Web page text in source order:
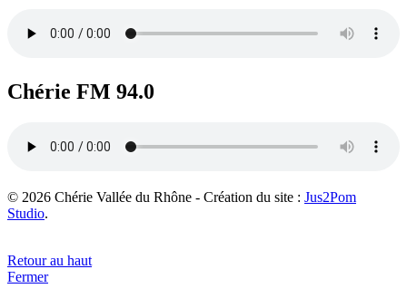
Chérie FM 94.0
© 2026 Chérie Vallée du Rhône - Création du site : Jus2Pom
Studio.
Retour au haut
Fermer